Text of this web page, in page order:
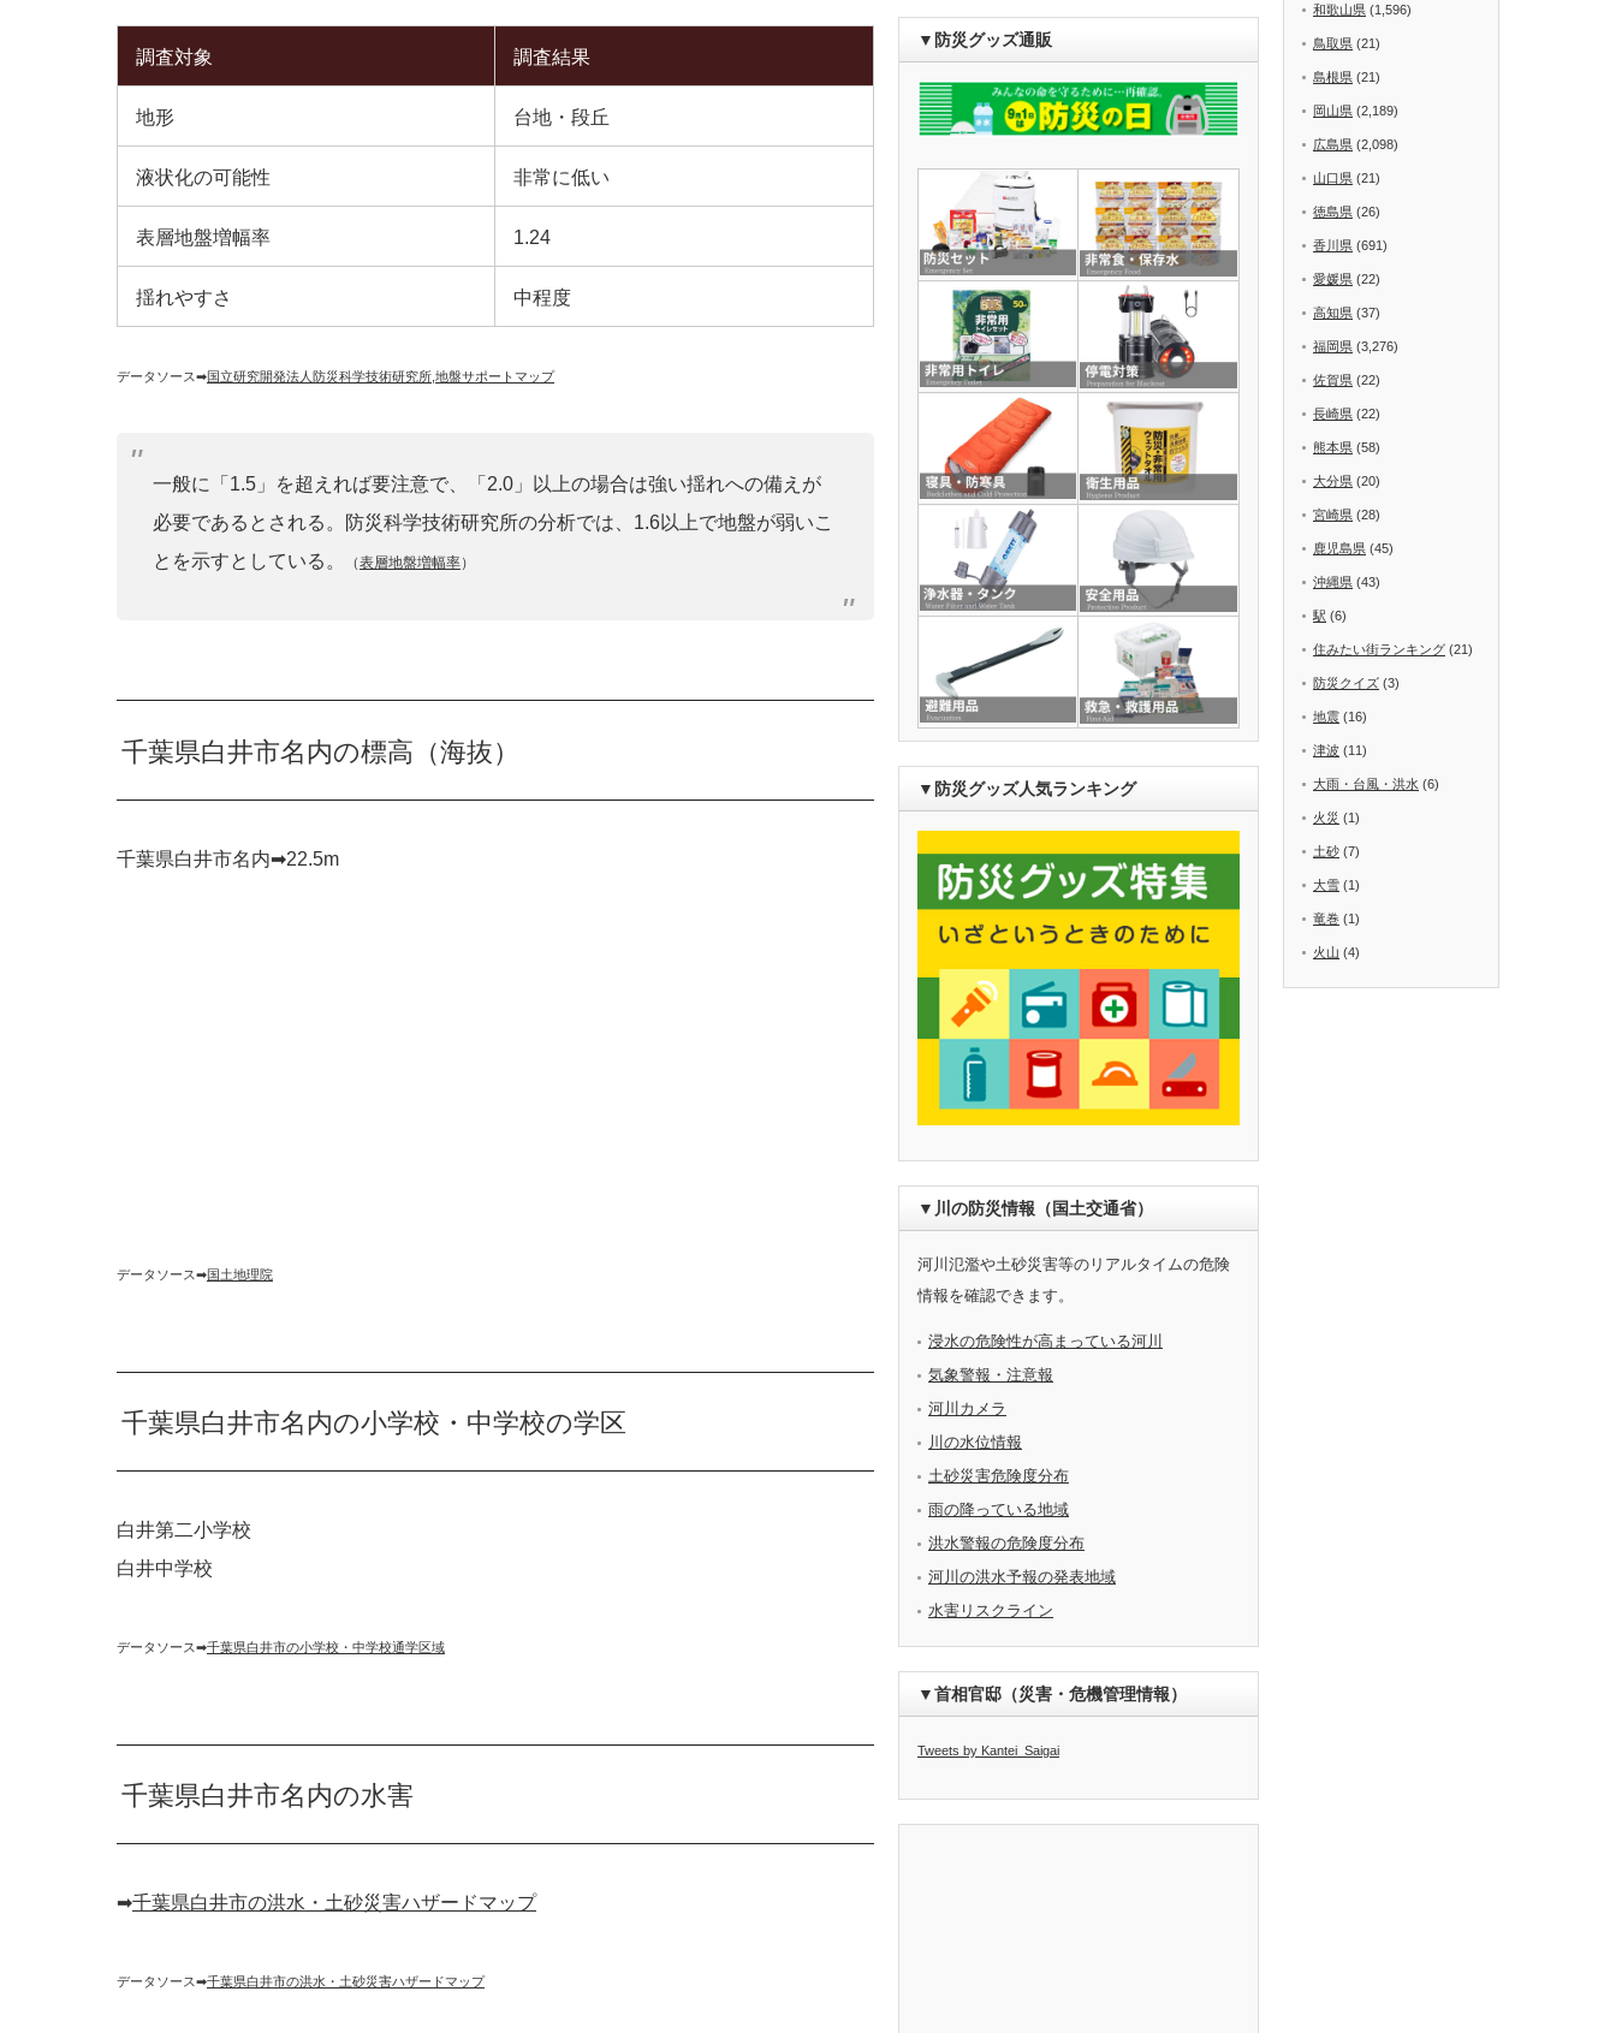
調査対象 調査結果
地形 台地・段丘
液状化の可能性 非常に低い
表層地盤増幅率 1.24
揺れやすさ 中程度
データソース➡︎国立研究開発法人防災科学技術研究所 地盤サポートマップ
一般に「1.5」を超えれば要注意で、「2.0」以上の場合は強い揺れへの備えが
必要であるとされる。防災科学技術研究所の分析では、1.6以上で地盤が弱いこ
とを示すとしている。
（表層地盤増幅率）
千葉県白井市名内の標高（海抜）
千葉県白井市名内➡︎22.5m
データソース➡︎国土地理院
千葉県白井市名内の小学校・中学校の学区
白井第二小学校
白井中学校
データソース➡︎千葉県白井市の小学校・中学校通学区域
千葉県白井市名内の水害
➡︎千葉県白井市の洪水・土砂災害ハザードマップ
データソース➡︎千葉県白井市の洪水・土砂災害ハザードマップ
▼防災グッズ通販
▼防災グッズ人気ランキング
▼川の防災情報（国土交通省）
河川氾濫や土砂災害等のリアルタイムの危険
情報を確認できます。
浸水の危険性が高まっている河川
気象警報・注意報
河川カメラ
川の水位情報
土砂災害危険度分布
雨の降っている地域
洪水警報の危険度分布
河川の洪水予報の発表地域
水害リスクライン
▼首相官邸（災害・危機管理情報）
Tweets by Kantei_Saigai
和歌山県 (1,596)
鳥取県 (21)
島根県 (21)
岡山県 (2,189)
広島県 (2,098)
山口県 (21)
徳島県 (26)
香川県 (691)
愛媛県 (22)
高知県 (37)
福岡県 (3,276)
佐賀県 (22)
長崎県 (22)
熊本県 (58)
大分県 (20)
宮崎県 (28)
鹿児島県 (45)
沖縄県 (43)
駅 (6)
住みたい街ランキング (21)
防災クイズ (3)
地震 (16)
津波 (11)
大雨・台風・洪水 (6)
火災 (1)
土砂 (7)
大雪 (1)
竜巻 (1)
火山 (4)